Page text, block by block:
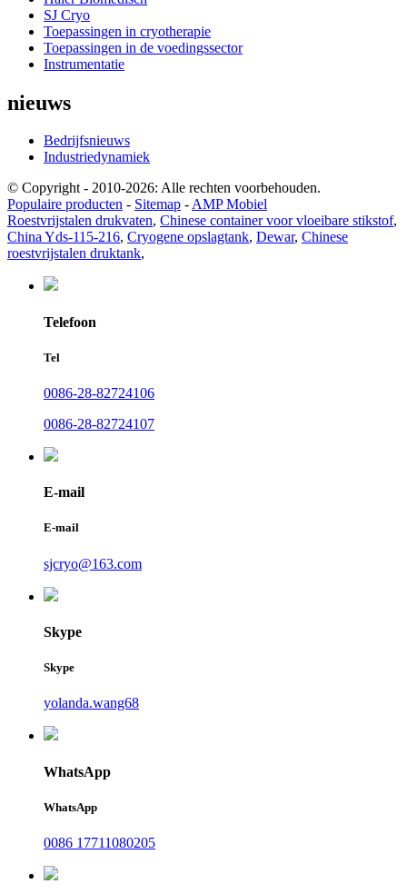
SJ Cryo
Toepassingen in cryotherapie
Toepassingen in de voedingssector
Instrumentatie
nieuws
Bedrijfsnieuws
Industriedynamiek
© Copyright - 2010-2026: Alle rechten voorbehouden.
Populaire producten - Sitemap -AMP Mobiel
Roestvrijstalen drukvaten, Chinese container voor vloeibare stikstof,
China Yds-115-216, Cryogene opslagtank, Dewar, Chinese
roestvrijstalen druktank,
Telefoon
Tel
0086-28-82724106
0086-28-82724107
E-mail
E-mail
sjcryo@163.com
Skype
Skype
yolanda.wang68
WhatsApp
WhatsApp
0086 17711080205